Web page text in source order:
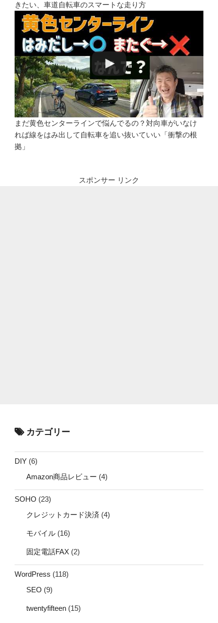
きたい、車道自転車のスマートな走り方
まだ黄色センターラインで悩んでるの？対向車がいなけ
れば線をはみ出して自転車を追い抜いていい「衝撃の根
拠」
スポンサー リンク
カテゴリー
DIY (6)
Amazon商品レビュー (4)
SOHO (23)
クレジットカード決済 (4)
モバイル (16)
固定電話FAX (2)
WordPress (118)
SEO (9)
twentyfifteen (15)